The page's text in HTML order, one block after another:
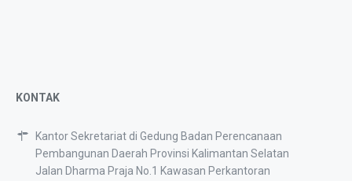
KONTAK
Kantor Sekretariat di Gedung Badan Perencanaan
Pembangunan Daerah Provinsi Kalimantan Selatan
Jalan Dharma Praja No.1 Kawasan Perkantoran